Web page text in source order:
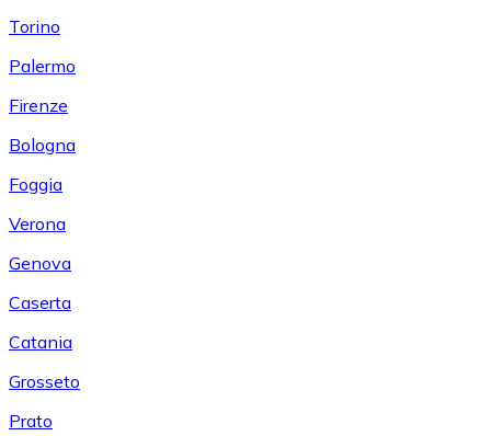
Torino
Palermo
Firenze
Bologna
Foggia
Verona
Genova
Caserta
Catania
Grosseto
Prato